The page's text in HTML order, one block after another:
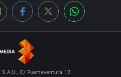
C/ Fuerteventura 12